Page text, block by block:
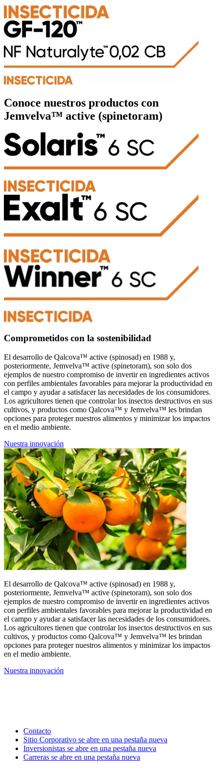
Conoce nuestros productos con
Jemvelva™ active (spinetoram)
Comprometidos con la sostenibilidad
El desarrollo de Qalcova™ active (spinosad) en 1988 y,
posteriormente, Jemvelva™ active (spinetoram), son solo dos
ejemplos de nuestro compromiso de invertir en ingredientes activos
con perfiles ambientales favorables para mejorar la productividad en
el campo y ayudar a satisfacer las necesidades de los consumidores.
Los agricultores tienen que controlar los insectos destructivos en sus
cultivos, y productos como Qalcova™ y Jemvelva™ les brindan
opciones para proteger nuestros alimentos y minimizar los impactos
en el medio ambiente.
Nuestra innovación
El desarrollo de Qalcova™ active (spinosad) en 1988 y,
posteriormente, Jemvelva™ active (spinetoram), son solo dos
ejemplos de nuestro compromiso de invertir en ingredientes activos
con perfiles ambientales favorables para mejorar la productividad en
el campo y ayudar a satisfacer las necesidades de los consumidores.
Los agricultores tienen que controlar los insectos destructivos en sus
cultivos, y productos como Qalcova™ y Jemvelva™ les brindan
opciones para proteger nuestros alimentos y minimizar los impactos
en el medio ambiente.
Nuestra innovación
Contacto
Sitio Corporativo se abre en una pestaña nueva
Inversionistas se abre en una pestaña nueva
Carreras se abre en una pestaña nueva